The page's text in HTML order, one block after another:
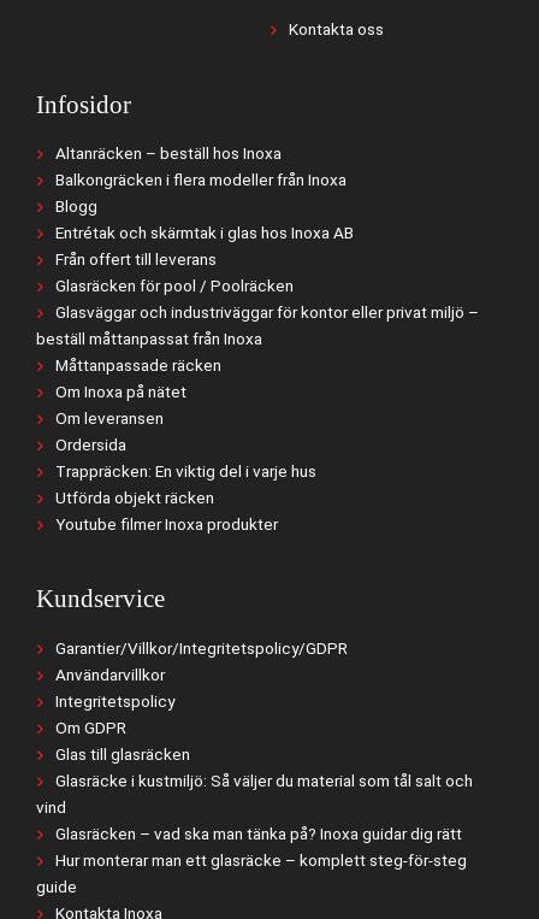
Kontakta oss
Infosidor
Altanräcken – beställ hos Inoxa
Balkongräcken i flera modeller från Inoxa
Blogg
Entrétak och skärmtak i glas hos Inoxa AB
Från offert till leverans
Glasräcken för pool / Poolräcken
Glasväggar och industriväggar för kontor eller privat miljö –
beställ måttanpassat från Inoxa
Måttanpassade räcken
Om Inoxa på nätet
Om leveransen
Ordersida
Trappräcken: En viktig del i varje hus
Utförda objekt räcken
Youtube filmer Inoxa produkter
Kundservice
Garantier/Villkor/Integritetspolicy/GDPR
Användarvillkor
Integritetspolicy
Om GDPR
Glas till glasräcken
Glasräcke i kustmiljö: Så väljer du material som tål salt och
vind
Glasräcken – vad ska man tänka på? Inoxa guidar dig rätt
Hur monterar man ett glasräcke – komplett steg-för-steg
guide
Kontakta Inoxa